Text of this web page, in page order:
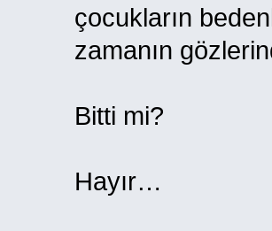
çocukların
zamanın
Bitti mi?
Hayır…